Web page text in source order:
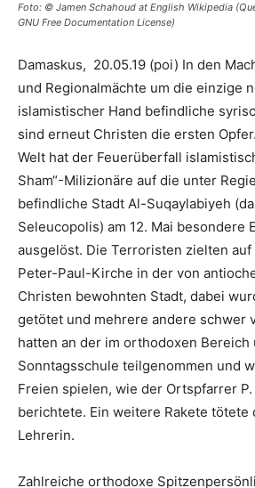
Foto: © Jamen Schahoud at English Wikipedia
GNU Free Documentation License)
Damaskus, 20.05.19 (poi) In den
und Regionalmächte um die einzige
islamistischer Hand befindliche
sind erneut Christen die ersten
Welt hat der Feuerüberfall
Sham“-Milizionäre auf die unter
befindliche Stadt Al-Suqaylabiyeh
Seleucopolis) am 12. Mai besondere
ausgelöst. Die Terroristen zielten
Peter-Paul-Kirche in der von
Christen bewohnten Stadt, dabei
getötet und mehrere andere schwer
hatten an der im orthodoxen Bereich
Sonntagsschule teilgenommen und
Freien spielen, wie der Ortspfarrer P.
berichtete. Ein weitere Rakete tötete
Lehrerin.
Zahlreiche orthodoxe